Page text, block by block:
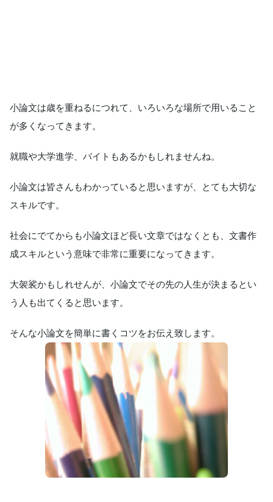
小論文は歳を重ねるにつれて、いろいろな場所で用いること
が多くなってきます。
就職や大学進学、バイトもあるかもしれませんね。
小論文は皆さんもわかっていると思いますが、とても大切な
スキルです。
社会にでてからも小論文ほど長い文章ではなくとも、文書作
成スキルという意味で非常に重要になってきます。
大袈裟かもしれせんが、小論文でその先の人生が決まるとい
う人も出てくると思います。
そんな小論文を簡単に書くコツをお伝え致します。